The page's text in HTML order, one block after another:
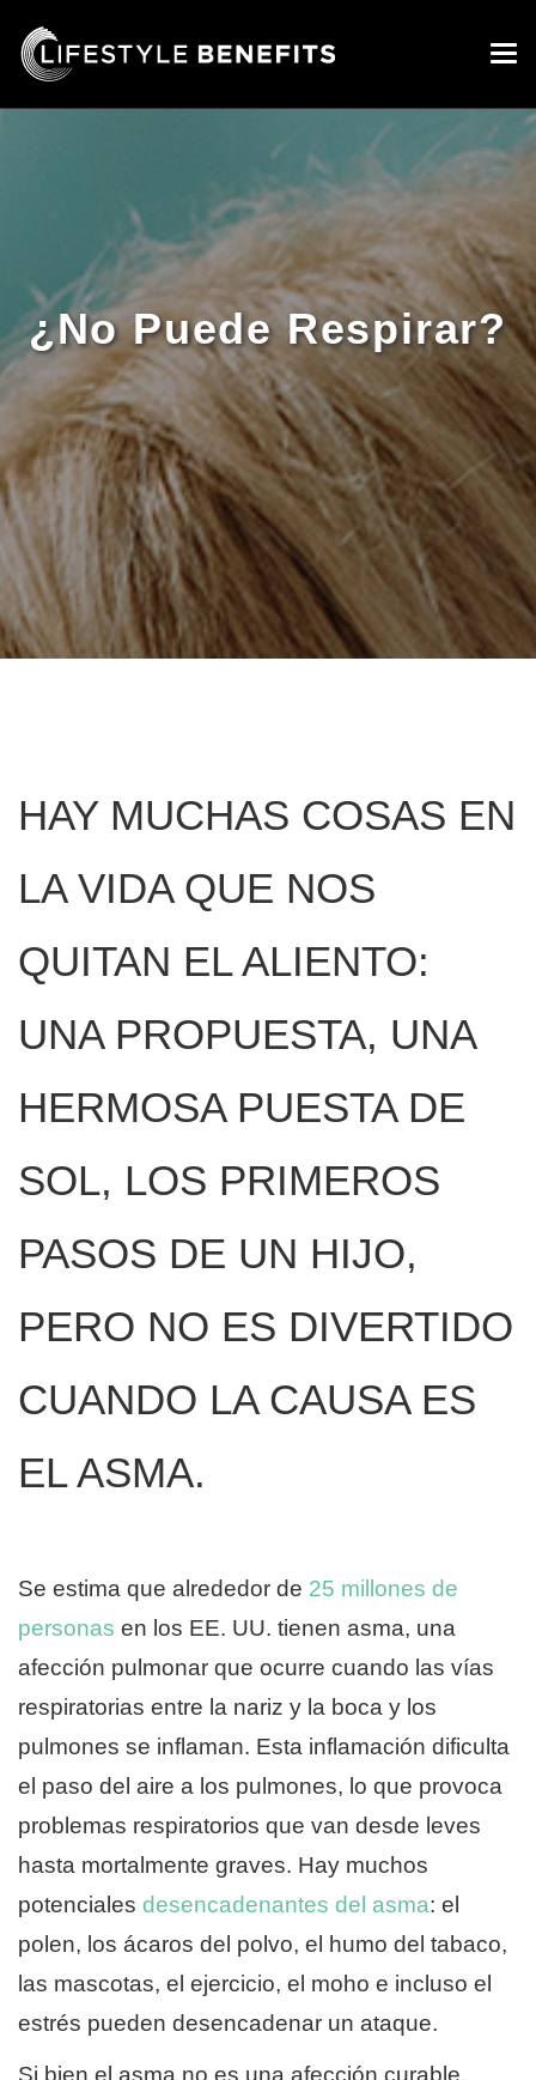
¿No Puede Respirar?
HAY MUCHAS COSAS EN
LA VIDA QUE NOS
QUITAN EL ALIENTO:
UNA PROPUESTA, UNA
HERMOSA PUESTA DE
SOL, LOS PRIMEROS
PASOS DE UN HIJO,
PERO NO ES DIVERTIDO
CUANDO LA CAUSA ES
EL ASMA.
Se estima que alrededor de 25 millones de
personas en los EE. UU. tienen asma, una
afección pulmonar que ocurre cuando las vías
respiratorias entre la nariz y la boca y los
pulmones se inflaman. Esta inflamación dificulta
el paso del aire a los pulmones, lo que provoca
problemas respiratorios que van desde leves
hasta mortalmente graves. Hay muchos
potenciales desencadenantes del asma: el
polen, los ácaros del polvo, el humo del tabaco,
las mascotas, el ejercicio, el moho e incluso el
estrés pueden desencadenar un ataque.
Si bien el asma no es una afección curable,